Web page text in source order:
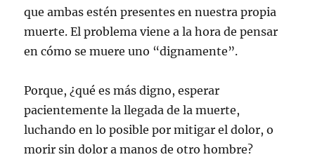
que ambas estén presentes en nuestra propia
muerte. El problema viene a la hora de pensar
en cómo se muere uno “dignamente”.
Porque, ¿qué es más digno, esperar
pacientemente la llegada de la muerte,
luchando en lo posible por mitigar el dolor, o
morir sin dolor a manos de otro hombre?